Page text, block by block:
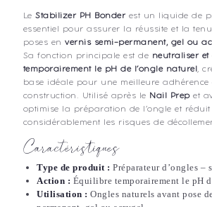
Le Stabilizer PH Bonder est un liquide de
essentiel pour assurer la réussite et la
poses en vernis semi-permanent, gel ou
Sa fonction principale est de neutraliser
temporairement le pH de l’ongle naturel ,
base idéale pour une meilleure
construction. Utilisé après le
Nail Prepet
optimise la préparation de l’ongle et réduit
considérablement les risques de
Caractéristiques
Type de produit : Préparateur d’ongles –
Action : Équilibre temporairement le pH
Utilisation : Ongles naturels avant pose